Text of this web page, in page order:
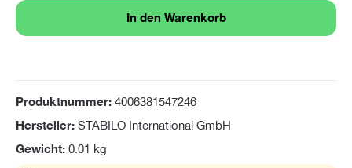
In den Warenkorb
Produktnummer: 4006381547246
Hersteller: STABILO International GmbH
Gewicht: 0.01 kg